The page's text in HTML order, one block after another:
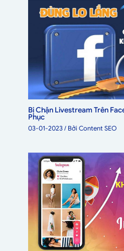
Bị Chặn Livestream Trên
Phục
03-01-2023/ BởiContent SEO